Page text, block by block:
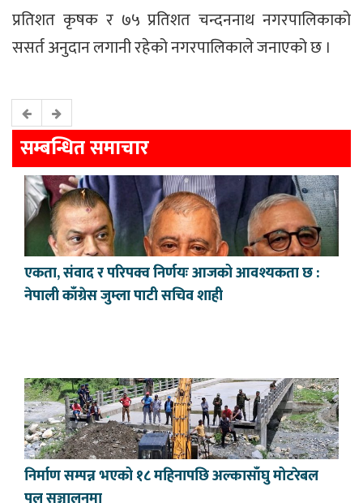
प्रतिशत कृषक र ७५ प्रतिशत चन्दननाथ नगरपालिकाको
ससर्त अनुदान लगानी रहेको नगरपालिकाले जनाएको छ ।
सम्बन्धित समाचार
एकता, संवाद र परिपक्व निर्णयः आजको आवश्यकता छ :
नेपाली काँग्रेस जुम्ला पाटी सचिव शाही
निर्माण सम्पन्न भएको १८ महिनापछि अल्कासाँघु मोटरेबल